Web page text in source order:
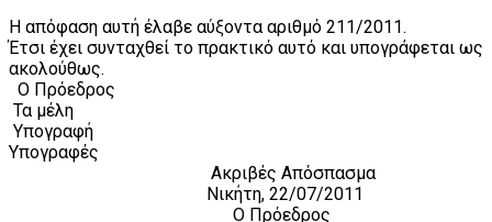
Η απόφαση αυτή έλαβε αύξοντα αριθμό 211/2011.
Έτσι έχει συνταχθεί το πρακτικό αυτό και υπογράφεται ως
ακολούθως.
Ο Πρόεδρος
Τα μέλη
Υπογραφή
Υπογραφές
Ακριβές Απόσπασμα
Νικήτη, 22/07/2011
Ο Πρόεδρος